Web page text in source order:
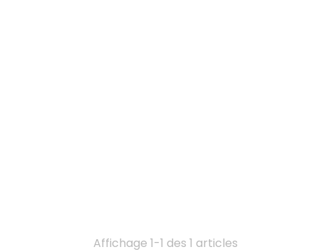
Affichage 1-1 des 1 articles